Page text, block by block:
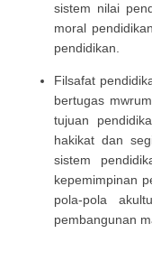
sistem nilai
moral
pendidikan.
Filsafat
bertugas
tujuan
hakikat dan
sistem
kepemimpinan
pola-pola
pembangunan